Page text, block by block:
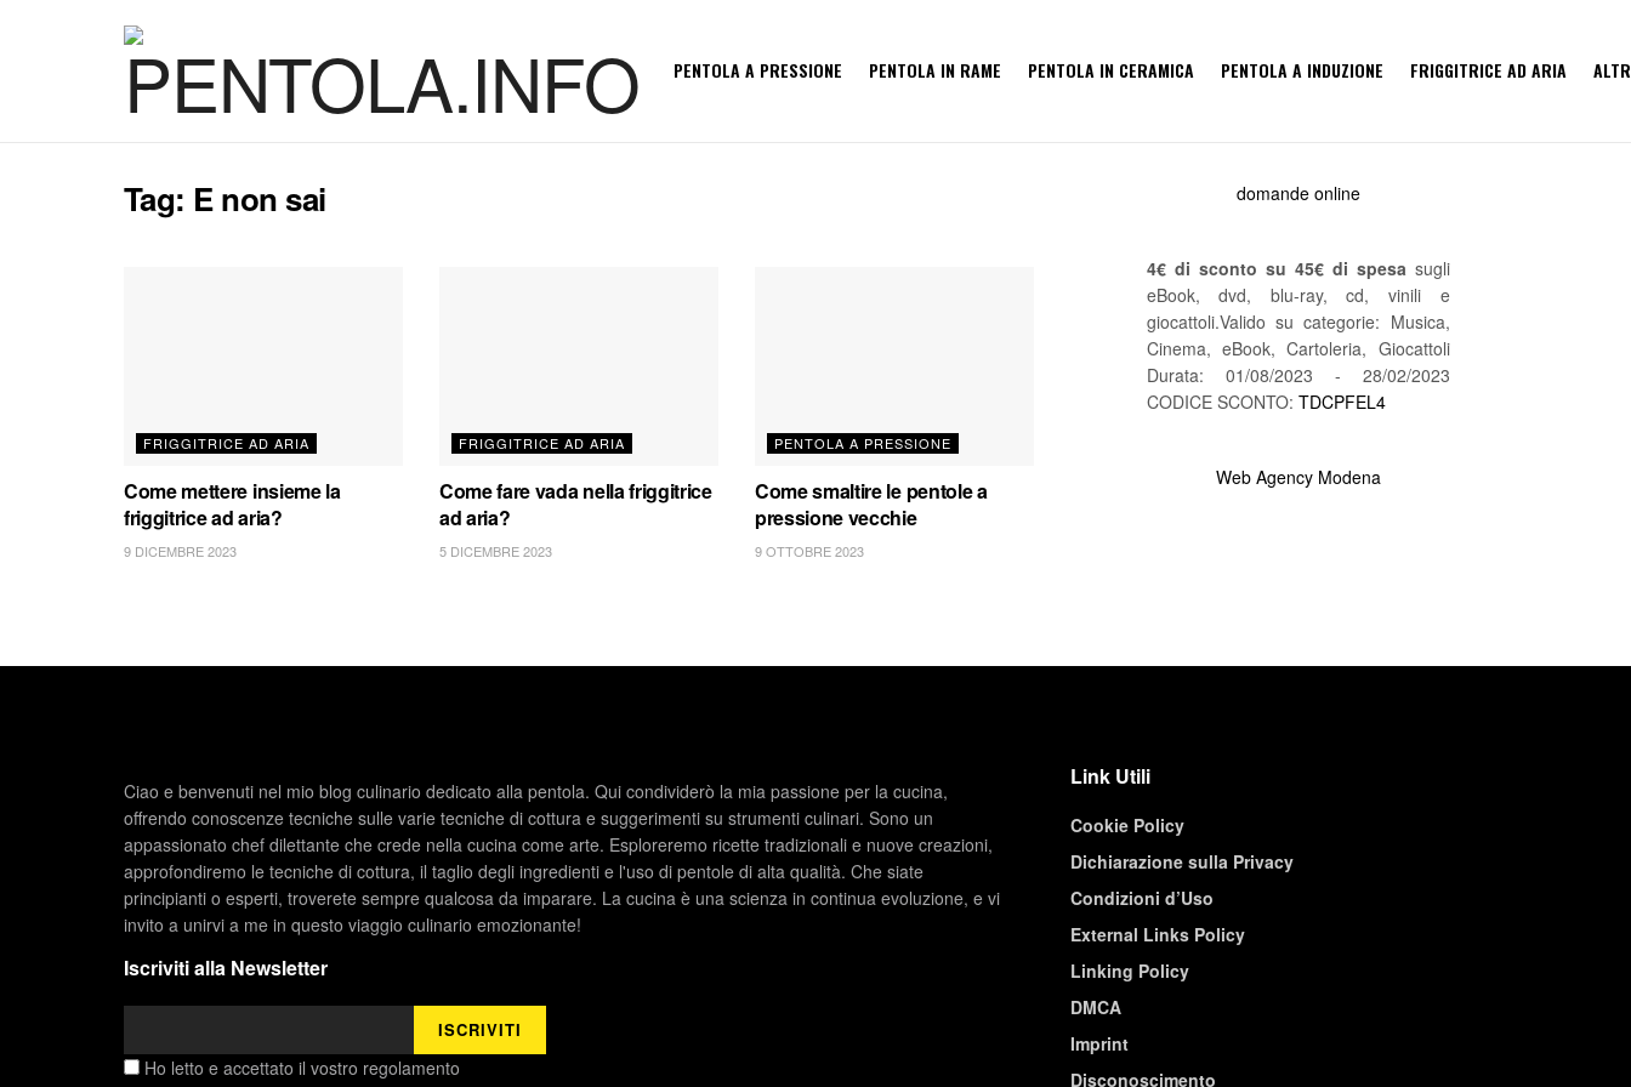
PENTOLA A PRESSIONE PENTOLA IN RAME PENTOLA IN CERAMICA PENTOLA A INDUZIONE FRIGGITRICE AD ARIA
Tag: E non sai
FRIGGITRICE AD ARIA
Come mettere insieme la
friggitrice ad aria?
9 DICEMBRE 2023
FRIGGITRICE AD ARIA
Come fare vada nella friggitrice
ad aria?
5 DICEMBRE 2023
PENTOLA A PRESSIONE
Come smaltire le pentole a
pressione vecchie
9 OTTOBRE 2023
domande online
4€ di sconto su 45€ di spesasugli
eBook, dvd, blu-ray, cd, vinili e
giocattoli.Valido su categorie: Musica,
Cinema, eBook, Cartoleria, Giocattoli
Durata: 01/08/2023 - 28/02/2023
CODICE SCONTO: TDCPFEL4
Web Agency Modena
Ciao e benvenuti nel mio blog culinario dedicato alla pentola. Qui condividerò la mia passione per la cucina,
offrendo conoscenze tecniche sulle varie tecniche di cottura e suggerimenti su strumenti culinari. Sono un
appassionato chef dilettante che crede nella cucina come arte. Esploreremo ricette tradizionali e nuove creazioni,
approfondiremo le tecniche di cottura, il taglio degli ingredienti e l'uso di pentole di alta qualità. Che siate
principianti o esperti, troverete sempre qualcosa da imparare. La cucina è una scienza in continua evoluzione, e vi
invito a unirvi a me in questo viaggio culinario emozionante!
Iscriviti alla Newsletter
Ho letto e accettato il vostro regolamento
Link Utili
Cookie Policy
Dichiarazione sulla Privacy
Condizioni d’Uso
External Links Policy
Linking Policy
DMCA
Imprint
Disconoscimento